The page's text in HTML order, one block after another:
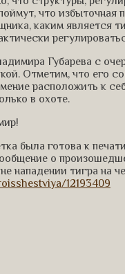
что избыточная
каким является
Губарева с
Отметим, что его
расположить к
в охоте.
была готова к
о
нападении тигра на
12193409